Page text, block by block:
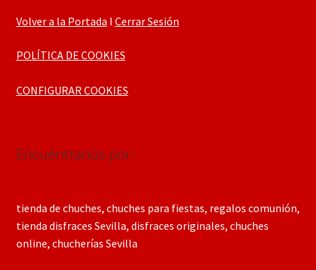
Volver a la Portada I Cerrar Sesión
POLÍTICA DE COOKIES
CONFIGURAR COOKIES
Encuéntranos por:
tienda de chuches, chuches para fiestas, regalos comunión,
tienda disfraces Sevilla, disfraces originales, chuches
online, chucherías Sevilla